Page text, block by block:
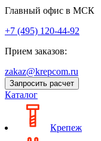
Главный офис в МСК
+7 (495) 120-44-92
Прием заказов:
zakaz@krepcom.ru
Запросить расчет
Каталог
Крепеж